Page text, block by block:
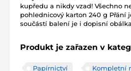
kupředu a nikdy vzad! Všechno
pohlednicový karton 240 g Přání
součástí balení je i dopisní
Produkt je zařazen v
Papírnictví Kompletní